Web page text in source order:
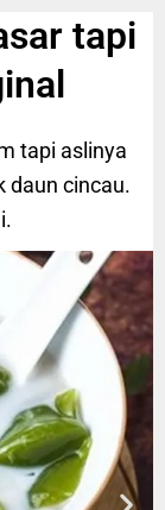
tapi
tapi aslinya
daun cincau.